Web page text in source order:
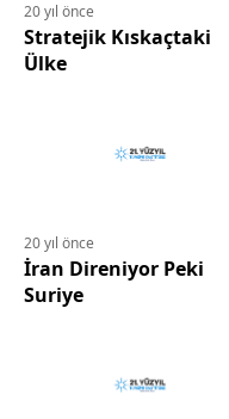
20 yıl önce
Stratejik Kıskaçtaki
Ülke
20 yıl önce
İran Direniyor Peki
Suriye